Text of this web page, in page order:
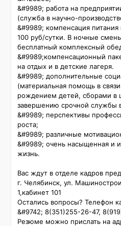
&#9989; работа на
(служба в научно-
&#9989; компенсация питания
100 руб/сутки. В ночные
бесплатный комплексный
&#9989;компенсационный
на отдых и в детские лагеря.
&#9989; дополнительные
(материальная помощь в
рождением детей, сборами в
завершению срочной службы
&#9989; перспективы
роста;
&#9989; различные
&#9989; очень насыщенная и
жизнь.
Вас ждут в отделе кадров
г. Челябинск, ул.
1,кабинет 101
Остались вопросы? Телефон
&#9742;️ 8(351)255-26-47,
Резюме можно прислать на